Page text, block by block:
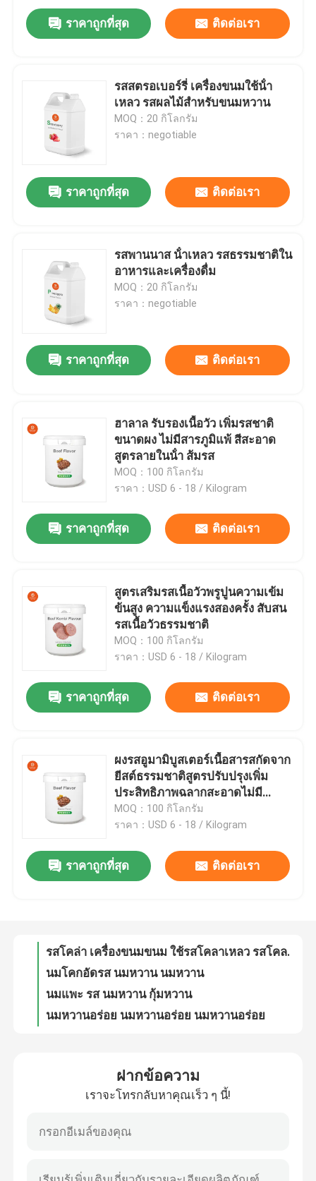
บ้าน
สินค้า
วิดีโอ
ทัวร์โรงงาน
ควบคุมคุณภาพ
รสชาติรสชาติ
รสของเครื่องดื่ม
ราคาถูกที่สุด ติดต่อเรา
รสสตรอเบอร์รี่ เครื่องขนมใช้น้ํา
เหลว รสผลไม้สําหรับขนมหวาน
MOQ：20 กิโลกรัม
ราคา：negotiable
ราคาถูกที่สุด ติดต่อเรา
รสพานนาส น้ําเหลว รสธรรมชาติใน
อาหารและเครื่องดื่ม
MOQ：20 กิโลกรัม
ราคา：negotiable
ราคาถูกที่สุด ติดต่อเรา
ฮาลาล รับรองเนื้อวัว เพิ่มรสชาติ
ขนาดผง ไม่มีสารภูมิแพ้ สีสะอาด
สูตรลายในน้ํา ส้มรส
MOQ：100 กิโลกรัม
ราคา：USD 6 - 18 / Kilogram
ราคาถูกที่สุด ติดต่อเรา
สูตรเสริมรสเนื้อวัวพรูปูนความเข้ม
ข้นสูง ความแข็งแรงสองครั้ง สับสน
รสเนื้อวัวธรรมชาติ
MOQ：100 กิโลกรัม
ราคา：USD 6 - 18 / Kilogram
ราคาถูกที่สุด ติดต่อเรา
ผงรสอูมามิบูสเตอร์เนื้อสารสกัดจาก
ยีสต์ธรรมชาติสูตรปรับปรุงเพิ่ม
ประสิทธิภาพฉลากสะอาดไม่มี
ผงชูรส
MOQ：100 กิโลกรัม
ราคา：USD 6 - 18 / Kilogram
ราคาถูกที่สุด ติดต่อเรา
สูตรขนมหวานอร่อยใช้น้ําเหลว อร่อยผลไม้สําหรับขนมหวานอร่อย
นมแพะ รส นมหวาน กุ้มหวาน
นมหวานอร่อย นมหวานอร่อย นมหวานอร่อย
นมถั่ว แคนดี้ รสชาติ นมแคนดี้ กัมมี่ หวานซึม
กลิ่นเนื้อวัวที่อร่อยเกือบธรรมชาติ KMZ-SL20017
รสชาติรสชาติอร่อย สําหรับอาหารเนื้อ รูปแบบผง
ฝากข้อความ
เราจะโทรกลับหาคุณเร็ว ๆ นี้!